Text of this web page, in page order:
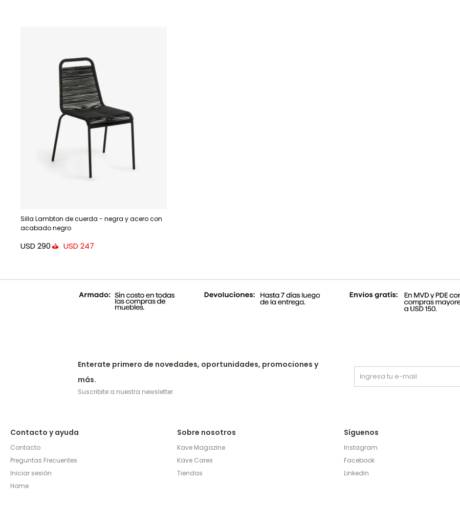
Silla Lambton de cuerda - negra y acero con
acabado negro
USD 290 USD 247
Sobre nosotros
Kave Magazine
Kave Cares
Tiendas
Contacto y ayuda
Contacto
Preguntas Frecuentes
Iniciar sesión
Home
Síguenos
Instagram
Facebook
Linkedin
Enterate primero de novedades, oportunidades, promociones y
más.
Suscribite a nuestra newsletter.